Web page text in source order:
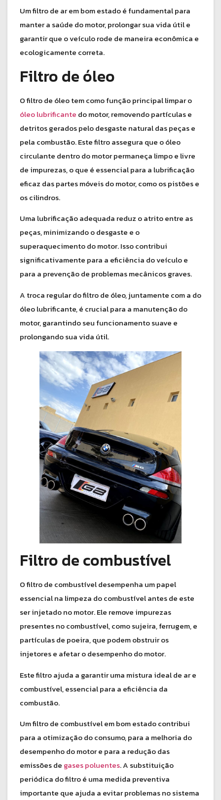
Um filtro de ar em bom estado é fundamental para
manter a saúde do motor, prolongar sua vida útil e
garantir que o veículo rode de maneira econômica e
ecologicamente correta.
Filtro de óleo
O filtro de óleo tem como função principal limpar o
óleo lubrificante do motor, removendo partículas e
detritos gerados pelo desgaste natural das peças e
pela combustão. Este filtro assegura que o óleo
circulante dentro do motor permaneça limpo e livre
de impurezas, o que é essencial para a lubrificação
eficaz das partes móveis do motor, como os pistões e
os cilindros.
Uma lubrificação adequada reduz o atrito entre as
peças, minimizando o desgaste e o
superaquecimento do motor. Isso contribui
significativamente para a eficiência do veículo e
para a prevenção de problemas mecânicos graves.
A troca regular do filtro de óleo, juntamente com a do
óleo lubrificante, é crucial para a manutenção do
motor, garantindo seu funcionamento suave e
prolongando sua vida útil.
Filtro de combustível
O filtro de combustível desempenha um papel
essencial na limpeza do combustível antes de este
ser injetado no motor. Ele remove impurezas
presentes no combustível, como sujeira, ferrugem, e
partículas de poeira, que podem obstruir os
injetores e afetar o desempenho do motor.
Este filtro ajuda a garantir uma mistura ideal de ar e
combustível, essencial para a eficiência da
combustão.
Um filtro de combustível em bom estado contribui
para a otimização do consumo, para a melhoria do
desempenho do motor e para a redução das
emissões de gases poluentes. A substituição
periódica do filtro é uma medida preventiva
importante que ajuda a evitar problemas no sistema